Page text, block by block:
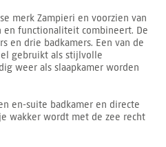
merk Zampieri en voorzien van
en functionaliteit combineert. De
en drie badkamers. Een van de
gebruikt als stijlvolle
weer als slaapkamer worden
en-suite badkamer en directe
wakker wordt met de zee recht